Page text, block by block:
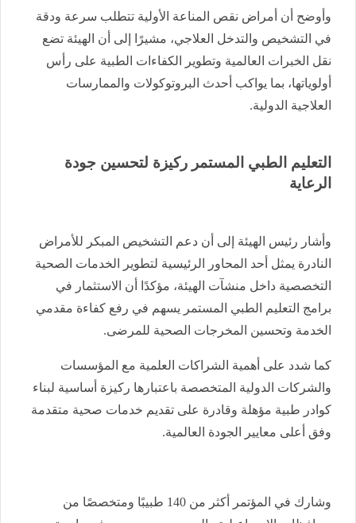
وأوضح أن أمراض نقص المناعة الأولية تتطلب سرعة ودقة
في التشخيص والتدخل العلاجي، مشيرًا إلى أن الهيئة تضع
نقل الخبرات العالمية وتطوير الكفاءات الطبية على رأس
أولوياتها، بما يواكب أحدث البروتوكولات والممارسات
العلاجية الدولية.
التعليم الطبي المستمر ركيزة لتحسين جودة
الرعاية
وأشار رئيس الهيئة إلى أن دعم التشخيص المبكر للأمراض
النادرة يمثل أحد المحاور الرئيسية لتطوير الخدمات الصحية
التخصصية داخل منشآت الهيئة، مؤكدًا أن الاستثمار في
برامج التعليم الطبي المستمر يسهم في رفع كفاءة مقدمي
الخدمة وتحسين المخرجات الصحية للمرضى.
كما شدد على أهمية الشراكات العلمية مع المؤسسات
والشركات الدولية المتخصصة باعتبارها ركيزة أساسية لبناء
كوادر طبية مؤهلة وقادرة على تقديم خدمات صحية متقدمة
وفق أعلى معايير الجودة العالمية.
وشارك في المؤتمر أكثر من 140 طبيبًا ومتخصصًا من